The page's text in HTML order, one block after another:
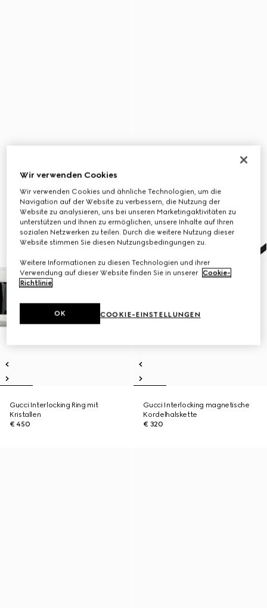
Gucci Interlocking Ring mit
Kristallen
€ 450
Gucci Interlocking magnetische
Kordelhalskette
€ 320
Wir verwenden Cookies
Wir verwenden Cookies und ähnliche Technologien, um die
Navigation auf der Website zu verbessern, die Nutzung der
Website zu analysieren, uns bei unseren Marketingaktivitäten zu
unterstützen und Ihnen zu ermöglichen, unsere Inhalte auf Ihren
sozialen Netzwerken zu teilen. Durch die weitere Nutzung dieser
Website stimmen Sie diesen Nutzungsbedingungen zu.
Weitere Informationen zu diesen Technologien und ihrer
Verwendung auf dieser Website finden Sie in unserer Cookie-
Richtlinie.
COOKIE-EINSTELLUNGEN
OK